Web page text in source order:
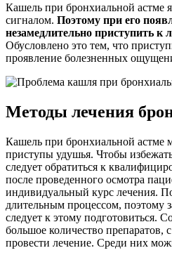
Кашель при бронхиальной астме
сигналом. Поэтому при его
незамедлительно приступить к
Обусловлено это тем, что
проявление болезненных
Методы лечения
Кашель при бронхиальной астме
приступы удушья. Чтобы
следует обратиться к
после проведенного осмотра
индивидуальный курс лечения.
длительным процессом, поэтому
следует к этому подготовиться.
большое количество
провести лечение. Среди них